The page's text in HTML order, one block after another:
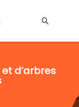
d’arbres